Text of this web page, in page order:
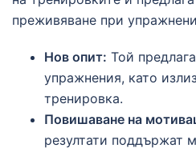
преживяване при
Нов опит: Той
упражнения, като
тренировка.
Повишаване на
резултати поддържат